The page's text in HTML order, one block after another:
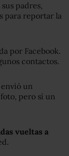
padres,
para reportar la
por Facebook.
contactos.
un
pero sí un
vueltas a